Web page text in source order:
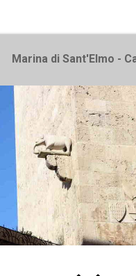
Marina di Sant'Elmo -